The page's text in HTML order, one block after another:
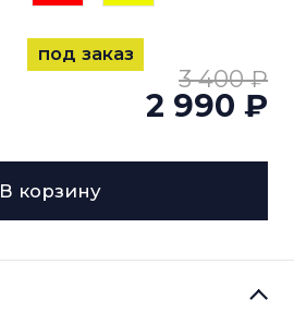
под заказ
2 990 ₽
3 400 ₽
В корзину